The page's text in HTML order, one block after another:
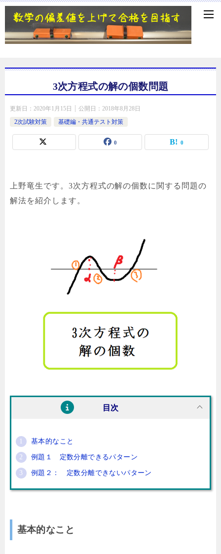
3次方程式の解の個数問題
更新日： 2020年1月15日 公開日： 2018年8月28日
2次試験対策
基礎編・共通テスト対策
0 0
上野竜生です。3次方程式の解の個数に関する問題の
解法を紹介します。
目次
基本的なこと
例題１ 定数分離できるパターン
例題２： 定数分離できないパターン
基本的なこと